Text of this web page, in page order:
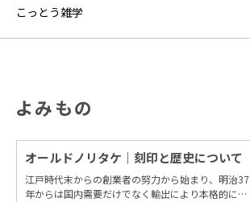
こっとう雑学
よみもの
オールドノリタケ｜刻印と歴史について
江戸時代末からの創業者の努力から始まり、明治37
年からは国内需要だけでなく輸出により本格的に栄